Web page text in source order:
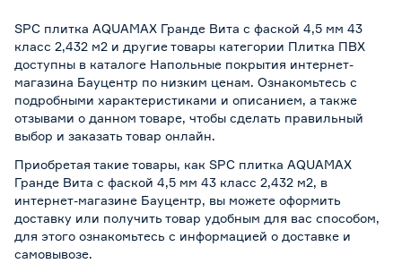
SPC плитка AQUAMAX Гранде Вита с фаской 4,5 мм 43
класс 2,432 м2 и другие товары категории Плитка ПВХ
доступны в каталоге Напольные покрытия интернет-
магазина Бауцентр по низким ценам. Ознакомьтесь с
подробными характеристиками и описанием, а также
отзывами о данном товаре, чтобы сделать правильный
выбор и заказать товар онлайн.
Приобретая такие товары, как SPC плитка AQUAMAX
Гранде Вита с фаской 4,5 мм 43 класс 2,432 м2, в
интернет-магазине Бауцентр, вы можете оформить
доставку или получить товар удобным для вас способом,
для этого ознакомьтесь с информацией о доставке и
самовывозе.